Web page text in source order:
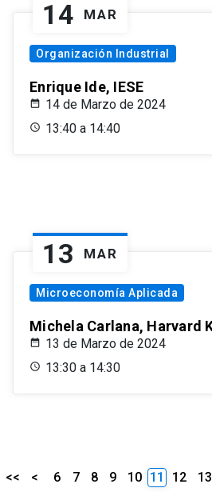
14 MAR
Organización Industrial
Enrique Ide, IESE
14 de Marzo de 2024
13:40 a 14:40
13 MAR
Microeconomía Aplicada
Michela Carlana, Harvard
13 de Marzo de 2024
13:30 a 14:30
<< < 6 7 8 9 10 11 12 13